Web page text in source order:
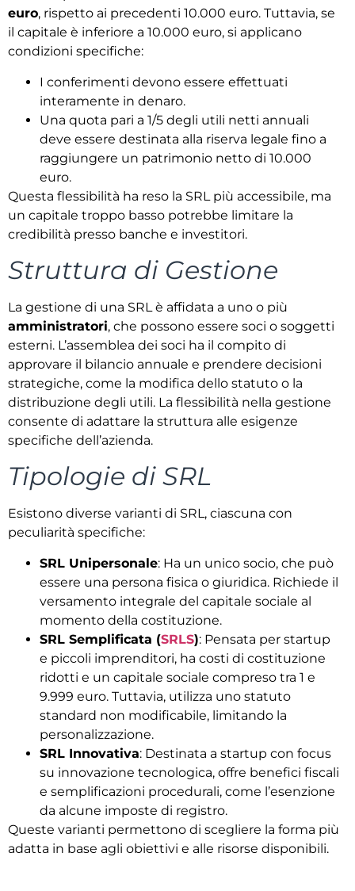
euro, rispetto ai precedenti 10.000 euro. Tuttavia, se
il capitale è inferiore a 10.000 euro, si applicano
condizioni specifiche:
I conferimenti devono essere effettuati
interamente in denaro.
Una quota pari a 1/5 degli utili netti annuali
deve essere destinata alla riserva legale fino a
raggiungere un patrimonio netto di 10.000
euro.
Questa flessibilità ha reso la SRL più accessibile, ma
un capitale troppo basso potrebbe limitare la
credibilità presso banche e investitori.
Struttura di Gestione
La gestione di una SRL è affidata a uno o più
amministratori, che possono essere soci o soggetti
esterni. L’assemblea dei soci ha il compito di
approvare il bilancio annuale e prendere decisioni
strategiche, come la modifica dello statuto o la
distribuzione degli utili. La flessibilità nella gestione
consente di adattare la struttura alle esigenze
specifiche dell’azienda.
Tipologie di SRL
Esistono diverse varianti di SRL, ciascuna con
peculiarità specifiche:
SRL Unipersonale: Ha un unico socio, che può
essere una persona fisica o giuridica. Richiede il
versamento integrale del capitale sociale al
momento della costituzione.
SRL Semplificata (SRLS): Pensata per startup
e piccoli imprenditori, ha costi di costituzione
ridotti e un capitale sociale compreso tra 1 e
9.999 euro. Tuttavia, utilizza uno statuto
standard non modificabile, limitando la
personalizzazione.
SRL Innovativa: Destinata a startup con focus
su innovazione tecnologica, offre benefici fiscali
e semplificazioni procedurali, come l’esenzione
da alcune imposte di registro.
Queste varianti permettono di scegliere la forma più
adatta in base agli obiettivi e alle risorse disponibili.